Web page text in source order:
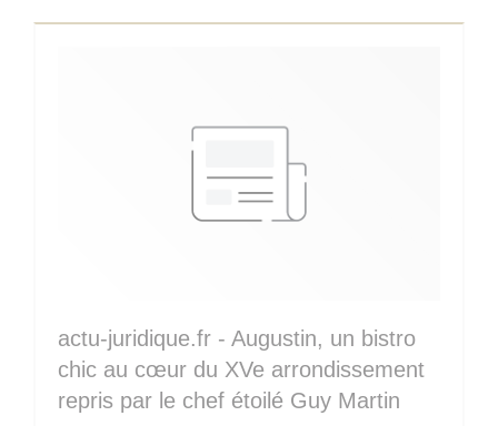
actu-juridique.fr - Augustin, un bistro
chic au cœur du XVe arrondissement
repris par le chef étoilé Guy Martin